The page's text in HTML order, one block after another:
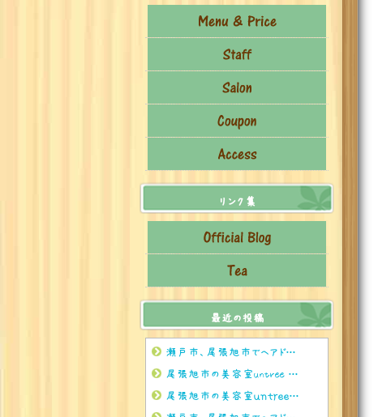
リンク集
最近の投稿
瀬戸市、尾張旭市でヘアドネーションをされるならぜひuntreeまで
尾張旭市の美容室untree 8月のお茶🍵
尾張旭市の美容室ｕｎｔｒｅｅ 8月のお休みのお知らせ